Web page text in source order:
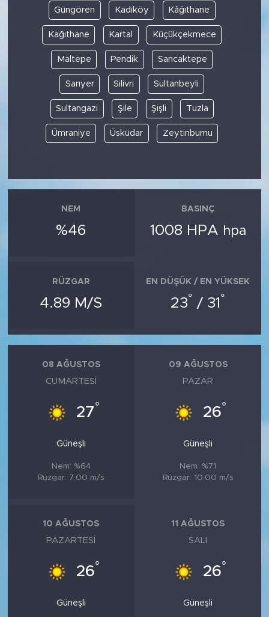
Güngören Kadıköy Kâğıthane
Kağıthane Kartal Küçükçekmece
Maltepe Pendik Sancaktepe
Sarıyer Silivri Sultanbeyli
Sultangazi Şile Şişli Tuzla
Ümraniye Üsküdar Zeytinburnu
NEM
%46
BASINÇ
1008 HPA hpa
RÜZGAR
4.89 M/S
EN DÜŞÜK / EN YÜKSEK
23° / 31 °
08 AĞUSTOS
CUMARTESI
27°
Güneşli
Nem: %64
Rüzgar: 7.00 m/s
09 AĞUSTOS
PAZAR
26°
Güneşli
Nem: %71
Rüzgar: 10.00 m/s
10 AĞUSTOS
PAZARTESI
26°
Güneşli
11 AĞUSTOS
SALI
26°
Güneşli